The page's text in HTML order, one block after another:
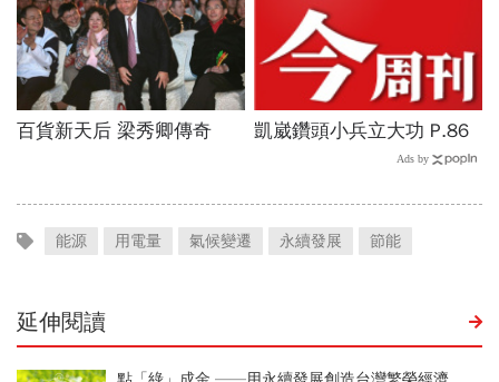
能源 用電量 氣候變遷 永續發展 節能
延伸閱讀